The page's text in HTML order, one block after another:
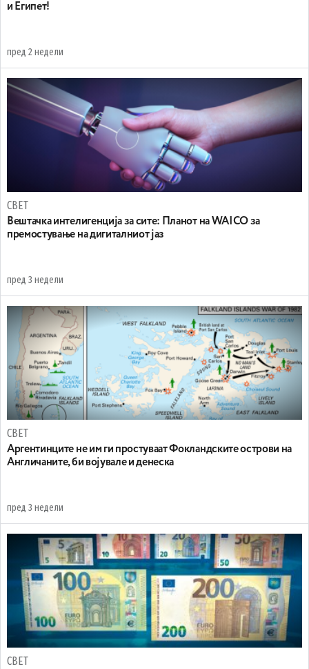
и Египет!
пред 2 недели
СВЕТ
Вештачка интелигенција за сите: Планот на WAICO за
премостување на дигиталниот јаз
пред 3 недели
СВЕТ
Аргентинците не им ги простуваат Фокландските острови на
Англичаните, би војувале и денеска
пред 3 недели
СВЕТ